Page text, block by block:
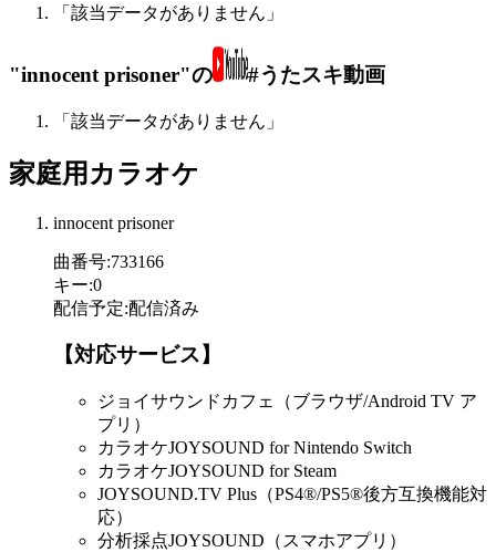
「該当データがありません」
"innocent prisoner"の #うたスキ動画
「該当データがありません」
家庭用カラオケ
innocent prisoner
曲番号:733166
キー:0
配信予定:配信済み
【対応サービス】
ジョイサウンドカフェ（ブラウザ/Android TV ア
プリ）
カラオケJOYSOUND for Nintendo Switch
カラオケJOYSOUND for Steam
JOYSOUND.TV Plus（PS4®/PS5®後方互換機能対
応）
分析採点JOYSOUND（スマホアプリ）